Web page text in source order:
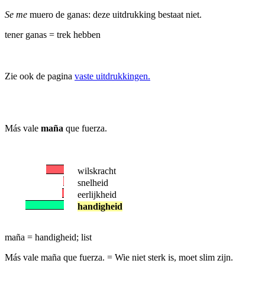
Se me muero de ganas: deze uitdrukking bestaat niet.
tener ganas = trek hebben
Zie ook de pagina vaste uitdrukkingen.
Más vale maña que fuerza.
wilskracht
snelheid
eerlijkheid
handigheid
maña = handigheid; list
Más vale maña que fuerza. = Wie niet sterk is, moet slim zijn.